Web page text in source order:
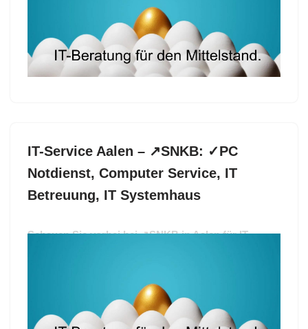
Service, ✓IT-Service, ✓PC Notdienst als auch ✓IT
Systemhaus für Rainau? ➡️ SNKB, Ihr IT Fachmann.
Mit uns an Ihrer Seite ✉.
IT-Service Aalen – ↗️SNKB: ✓PC
Notdienst, Computer Service, IT
Betreuung, IT Systemhaus
Schauen Sie vorbei bei ↗️SNKB in Aalen für IT-
Service, ✓IT Betreuung, ✓PC Notdienst oder ✓IT
Systemhaus – finden Sie ➡️ SNKB, Ihr IT Experte in
Aalen. Ihr Erfolg ist unser Ziel ✉.